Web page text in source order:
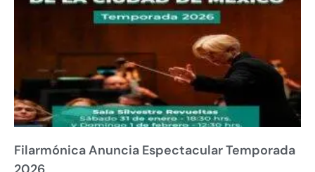
Filarmónica Anuncia Espectacular Temporada